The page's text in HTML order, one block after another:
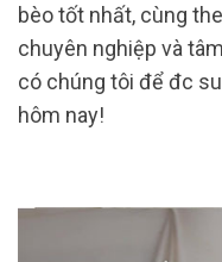
bèo tốt nhất, cùng
chuyên nghiệp và
có chúng tôi để đc
hôm nay!